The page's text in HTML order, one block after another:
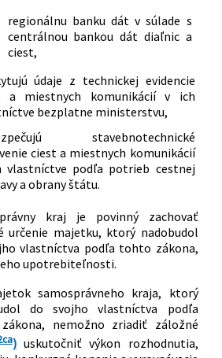
regionálnu banku dát v súlade s
centrálnou bankou dát diaľnic a
ciest,
údaje z technickej evidencie
a miestnych komunikácií v ich
bezplatne ministerstvu,
stavebnotechnické
ciest a miestnych komunikácií
vlastníctve podľa potrieb cestnej
a obrany štátu.
kraj je povinný zachovať
určenie majetku, ktorý nadobudol
vlastníctva podľa tohto zákona,
upotrebiteľnosti.
samosprávneho kraja, ktorý
do svojho vlastníctva podľa
nemožno zriadiť záložné
)uskutočniť výkon rozhodnutia,